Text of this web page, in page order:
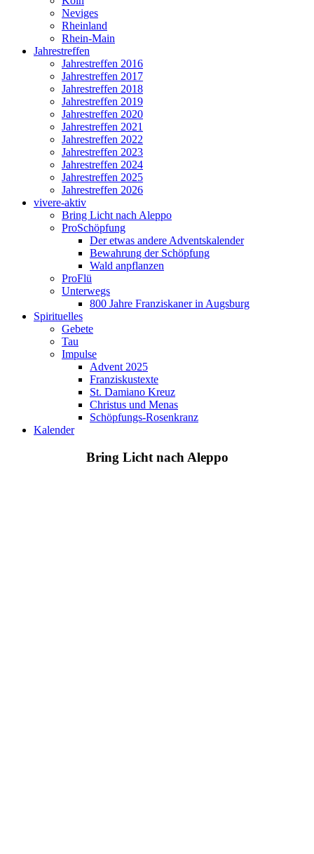
Neviges
Rheinland
Rhein-Main
Jahrestreffen
Jahrestreffen 2016
Jahrestreffen 2017
Jahrestreffen 2018
Jahrestreffen 2019
Jahrestreffen 2020
Jahrestreffen 2021
Jahrestreffen 2022
Jahrestreffen 2023
Jahrestreffen 2024
Jahrestreffen 2025
Jahrestreffen 2026
vivere-aktiv
Bring Licht nach Aleppo
ProSchöpfung
Der etwas andere Adventskalender
Bewahrung der Schöpfung
Wald anpflanzen
ProFlü
Unterwegs
800 Jahre Franziskaner in Augsburg
Spirituelles
Gebete
Tau
Impulse
Advent 2025
Franziskustexte
St. Damiano Kreuz
Christus und Menas
Schöpfungs-Rosenkranz
Kalender
Bring Licht nach Aleppo